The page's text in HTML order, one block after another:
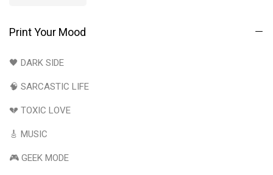
Print Your Mood
🖤 DARK SIDE
🧠 SARCASTIC LIFE
💔 TOXIC LOVE
🎸 MUSIC
🎮 GEEK MODE